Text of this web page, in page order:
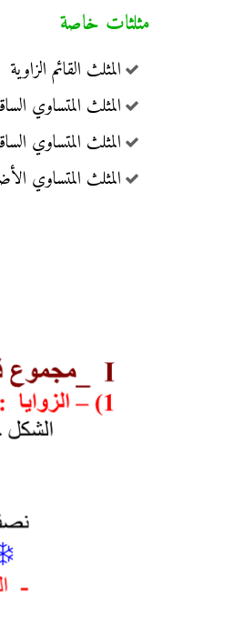
مثلثات خاصة
المثلث القائم الزاوية
المثلث المتساوي
المثلث المتساوي
المثلث المتساوي